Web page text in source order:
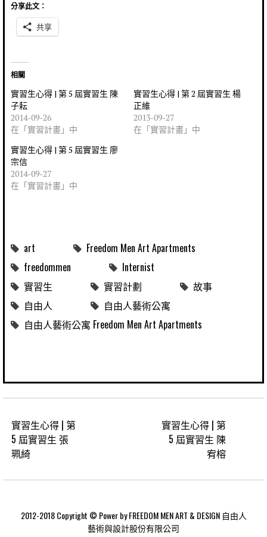
分享此文：
共享
相關
實習生心得 | 第 5 屆實習生 陳
子耘
2014-09-26
在「實習計畫」中
實習生心得 | 第 2 屆實習生 楊
正維
2013-09-27
在「實習計畫」中
實習生心得 | 第 5 屆實習生 廖
宗信
2014-09-27
在「實習計畫」中
art
Freedom Men Art Apartments
freedommen
Internist
實習生
實習計劃
故事
自由人
自由人藝術公寓
自由人藝術公寓 Freedom Men Art Apartments
實習生心得 | 第
5 屆實習生 張
珮綺
實習生心得 | 第
5 屆實習生 陳
宥榕
2012-2018 Copyright © Power by FREEDOM MEN ART & DESIGN 自由人
藝術與設計股份有限公司